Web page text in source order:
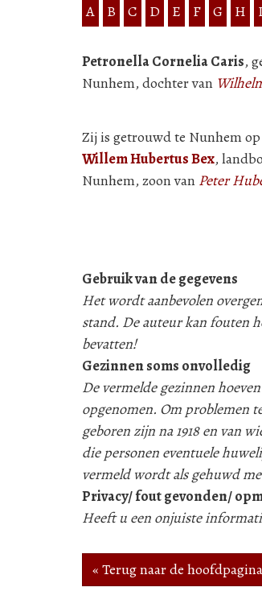
A B C D E F G H I
Petronella Cornelia Caris,
Nunhem, dochter van
Zij is getrouwd te Nunhem op
Willem Hubertus Bex,
Nunhem, zoon van Peter
Gebruik van de gegevens
Het wordt aanbevolen
stand. De auteur kan fouten
bevatten!
Gezinnen soms onvolledig
De vermelde gezinnen
opgenomen. Om problemen
geboren zijn na 1918 en van
die personen eventuele
vermeld wordt als gehuwd
Privacy/ fout gevonden/
Heeft u een onjuiste
« Terug naar de hoofdpagina